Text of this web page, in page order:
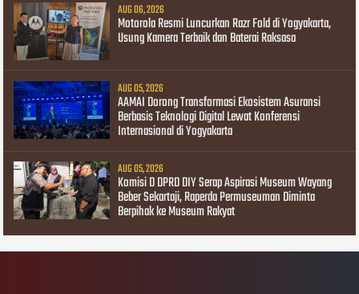
AUG 06, 2026
Motorola Resmi Luncurkan Razr Fold di Yogyakarta,
Usung Kamera Terbaik dan Baterai Raksasa
AUG 05, 2026
AAMAI Dorong Transformasi Ekosistem Asuransi
Berbasis Teknologi Digital Lewat Konferensi
Internasional di Yogyakarta
AUG 05, 2026
Komisi D DPRD DIY Serap Aspirasi Museum Wayang
Beber Sekartaji, Raperda Permuseuman Diminta
Berpihak ke Museum Rakyat